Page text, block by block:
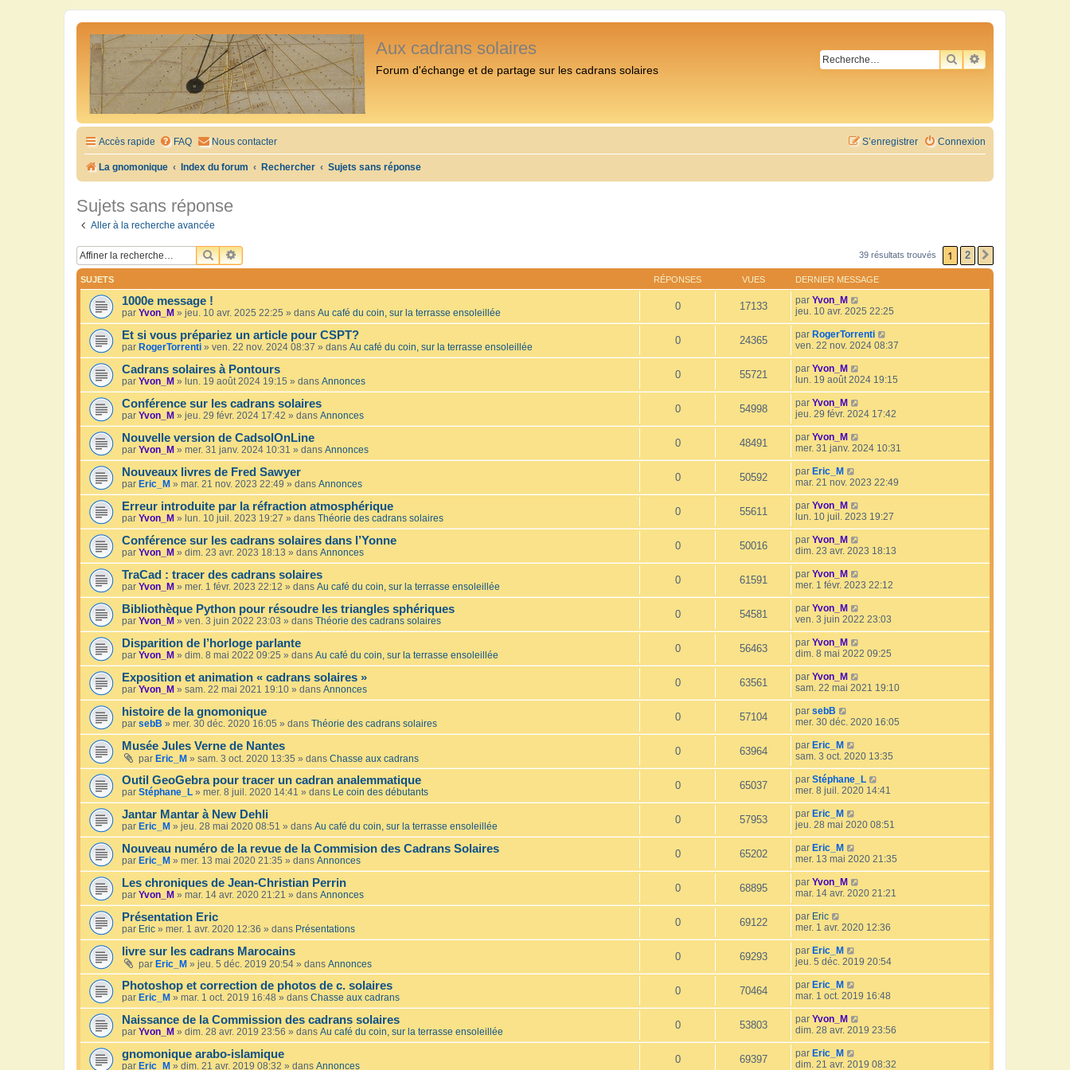
Aux cadrans solaires
Forum d'échange et de partage sur les cadrans solaires
RECHERCHER
RECHERCHE
Accès rapide FAQ Nous contacter Connexion
S’enregistrer
La gnomonique Index du forum Rechercher Sujets sans réponse
Sujets sans réponse
Aller à la recherche avancée
RECHERCHER
RECHERCHE AVANCÉE 39 résultats trouvés 1 2
SUJETS RÉPONSES VUES DERNIER MESSAGE
1000e message !
par Yvon_M » jeu. 10 avr. 2025 22:25 » dans Au café du coin, sur la terrasse ensoleillée
0 17133 par Yvon_M
jeu. 10 avr. 2025 22:25
Et si vous prépariez un article pour CSPT?
par RogerTorrenti » ven. 22 nov. 2024 08:37 » dans Au café du coin, sur la terrasse ensoleillée
0 24365 par RogerTorrenti
ven. 22 nov. 2024 08:37
Cadrans solaires à Pontours
par Yvon_M » lun. 19 août 2024 19:15 » dans Annonces
0 55721 par Yvon_M
lun. 19 août 2024 19:15
Conférence sur les cadrans solaires
par Yvon_M » jeu. 29 févr. 2024 17:42 » dans Annonces
0 54998 par Yvon_M
jeu. 29 févr. 2024 17:42
Nouvelle version de CadsolOnLine
par Yvon_M » mer. 31 janv. 2024 10:31 » dans Annonces
0 48491 par Yvon_M
mer. 31 janv. 2024 10:31
Nouveaux livres de Fred Sawyer
par Eric_M » mar. 21 nov. 2023 22:49 » dans Annonces
0 50592 par Eric_M
mar. 21 nov. 2023 22:49
Erreur introduite par la réfraction atmosphérique
par Yvon_M » lun. 10 juil. 2023 19:27 » dans Théorie des cadrans solaires
0 55611 par Yvon_M
lun. 10 juil. 2023 19:27
Conférence sur les cadrans solaires dans l’Yonne
par Yvon_M » dim. 23 avr. 2023 18:13 » dans Annonces
0 50016 par Yvon_M
dim. 23 avr. 2023 18:13
TraCad : tracer des cadrans solaires
par Yvon_M » mer. 1 févr. 2023 22:12 » dans Au café du coin, sur la terrasse ensoleillée
0 61591 par Yvon_M
mer. 1 févr. 2023 22:12
Bibliothèque Python pour résoudre les triangles sphériques
par Yvon_M » ven. 3 juin 2022 23:03 » dans Théorie des cadrans solaires
0 54581 par Yvon_M
ven. 3 juin 2022 23:03
Disparition de l’horloge parlante
par Yvon_M » dim. 8 mai 2022 09:25 » dans Au café du coin, sur la terrasse ensoleillée
0 56463 par Yvon_M
dim. 8 mai 2022 09:25
Exposition et animation « cadrans solaires »
par Yvon_M » sam. 22 mai 2021 19:10 » dans Annonces
0 63561 par Yvon_M
sam. 22 mai 2021 19:10
histoire de la gnomonique
par sebB » mer. 30 déc. 2020 16:05 » dans Théorie des cadrans solaires
0 57104 par sebB
mer. 30 déc. 2020 16:05
Musée Jules Verne de Nantes
par Eric_M » sam. 3 oct. 2020 13:35 » dans Chasse aux cadrans
0 63964 par Eric_M
sam. 3 oct. 2020 13:35
Outil GeoGebra pour tracer un cadran analemmatique
par Stéphane_L » mer. 8 juil. 2020 14:41 » dans Le coin des débutants
0 65037 par Stéphane_L
mer. 8 juil. 2020 14:41
Jantar Mantar à New Dehli
par Eric_M » jeu. 28 mai 2020 08:51 » dans Au café du coin, sur la terrasse ensoleillée
0 57953 par Eric_M
jeu. 28 mai 2020 08:51
Nouveau numéro de la revue de la Commision des Cadrans Solaires
par Eric_M » mer. 13 mai 2020 21:35 » dans Annonces
0 65202 par Eric_M
mer. 13 mai 2020 21:35
Les chroniques de Jean-Christian Perrin
par Yvon_M » mar. 14 avr. 2020 21:21 » dans Annonces
0 68895 par Yvon_M
mar. 14 avr. 2020 21:21
Présentation Eric
par Eric » mer. 1 avr. 2020 12:36 » dans Présentations
0 69122 par Eric
mer. 1 avr. 2020 12:36
livre sur les cadrans Marocains
par Eric_M » jeu. 5 déc. 2019 20:54 » dans Annonces
0 69293 par Eric_M
jeu. 5 déc. 2019 20:54
Photoshop et correction de photos de c. solaires
par Eric_M » mar. 1 oct. 2019 16:48 » dans Chasse aux cadrans
0 70464 par Eric_M
mar. 1 oct. 2019 16:48
Naissance de la Commission des cadrans solaires
par Yvon_M » dim. 28 avr. 2019 23:56 » dans Au café du coin, sur la terrasse ensoleillée
0 53803 par Yvon_M
dim. 28 avr. 2019 23:56
gnomonique arabo-islamique
par Eric_M » dim. 21 avr. 2019 08:32 » dans Annonces
0 69397 par Eric_M
dim. 21 avr. 2019 08:32